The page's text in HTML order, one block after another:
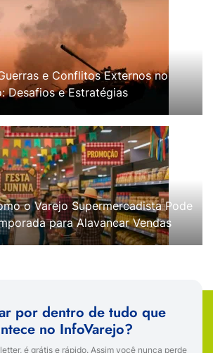
e Conflitos Externos no
Desafios e Estratégias
o Varejo Supermercadista Pode
para Alavancar Vendas
por dentro de tudo que
no InfoVarejo?
é grátis e rápido. Assim você nunca perde